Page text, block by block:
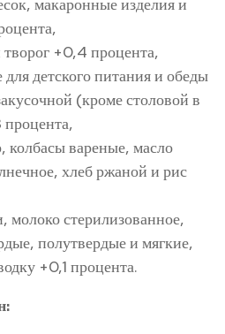
+0,4 процента,
детского питания и обеды
(кроме столовой в
колбасы вареные, масло
хлеб ржаной и рис
молоко стерилизованное,
полутвердые и мягкие,
+0,1 процента.